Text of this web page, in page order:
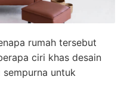
rumah tersebut
ciri khas desain
untuk